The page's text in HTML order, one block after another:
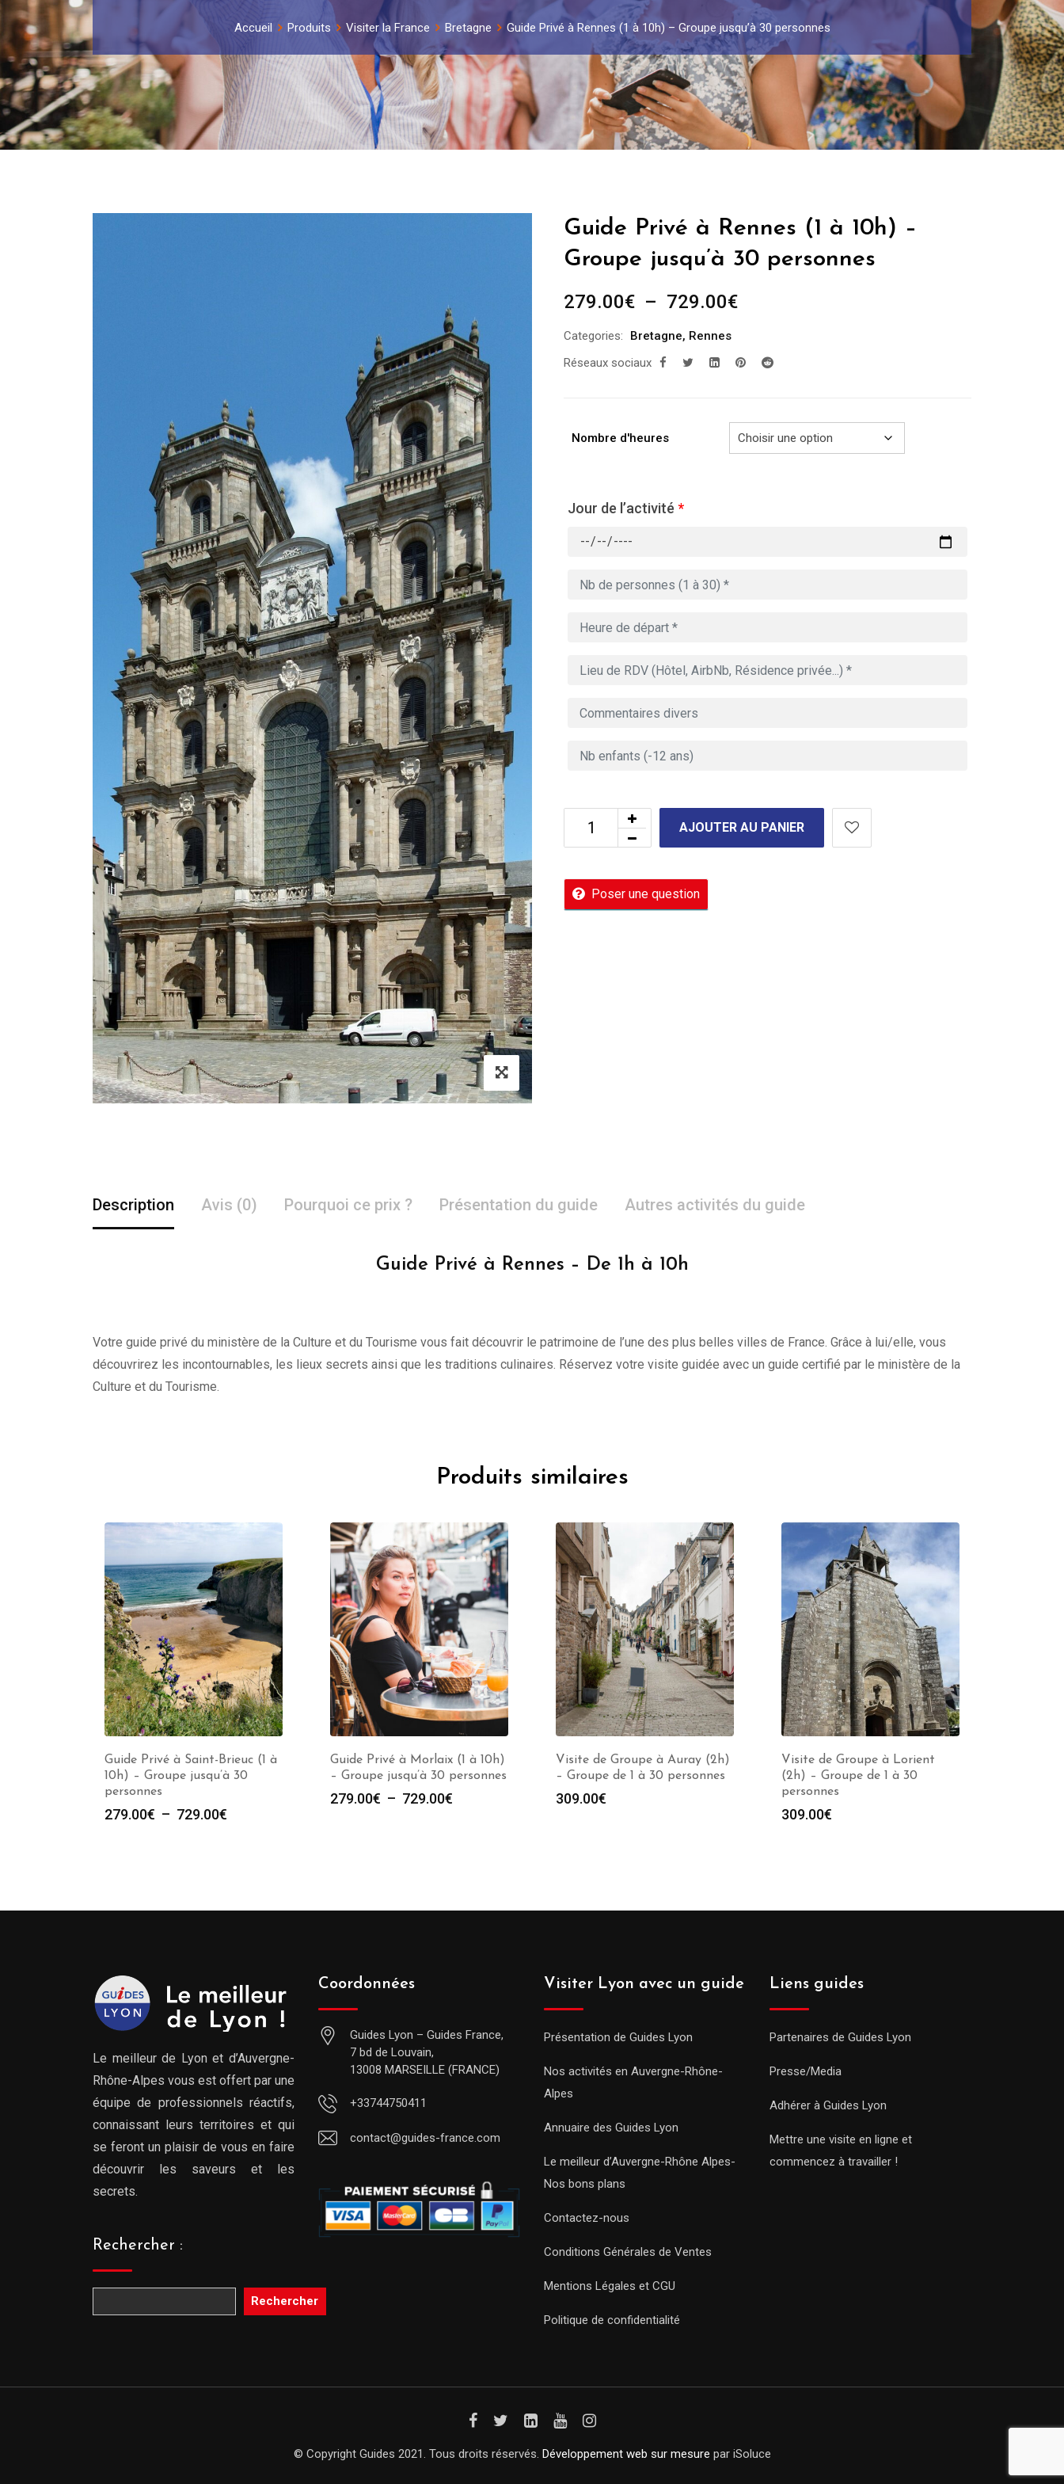
Accueil Produits Visiter la France Bretagne Guide Privé à Rennes (1 à 10h) – Groupe jusqu’à 30 personnes
Guide Privé à Rennes (1 à 10h) –
Groupe jusqu’à 30 personnes
279.00€ – 729.00€Plage
279.00€
Categories: Bretagne, Rennes
Réseaux sociaux
Nombre d'heures
Jour de l’activité *
AJOUTER AU PANIER
Poser une question
Description Avis (0) Pourquoi ce prix ? Présentation du guide Autres activités du guide
Guide Privé à Rennes – De 1h à 10h
Votre guide privé du ministère de la Culture et du Tourisme vous fait découvrir le patrimoine de l’une des plus belles villes de France. Grâce à lui/elle, vous
découvrirez les incontournables, les lieux secrets ainsi que les traditions culinaires. Réservez votre visite guidée avec un guide certifié par le ministère de la
Culture et du Tourisme.
Produits similaires
Guide Privé à Saint-Brieuc (1 à
10h) – Groupe jusqu’à 30
personnes
279.00€ – 729.00€
Guide Privé à Morlaix (1 à 10h)
– Groupe jusqu’à 30 personnes
279.00€ – 729.00€
Visite de Groupe à Auray (2h)
– Groupe de 1 à 30 personnes
309.00€
Visite de Groupe à Lorient
(2h) – Groupe de 1 à 30
personnes
309.00€
Le meilleur de Lyon et d’Auvergne-
Rhône-Alpes vous est offert par une
équipe de professionnels réactifs,
connaissant leurs territoires et qui
se feront un plaisir de vous en faire
découvrir les saveurs et les
secrets.
Rechercher :
Rechercher
Coordonnées
Guides Lyon – Guides France,
7 bd de Louvain,
13008 MARSEILLE (FRANCE)
+33744750411
contact@guides-france.com
Visiter Lyon avec un guide
Présentation de Guides Lyon
Nos activités en Auvergne-Rhône-
Alpes
Annuaire des Guides Lyon
Le meilleur d’Auvergne-Rhône Alpes-
Nos bons plans
Contactez-nous
Conditions Générales de Ventes
Mentions Légales et CGU
Politique de confidentialité
Liens guides
Partenaires de Guides Lyon
Presse/Media
Adhérer à Guides Lyon
Mettre une visite en ligne et
commencez à travailler !
© Copyright Guides 2021. Tous droits réservés. Développement web sur mesure par iSoluce